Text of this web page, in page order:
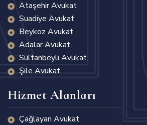
Ataşehir Avukat
Suadiye Avukat
Beykoz Avukat
Adalar Avukat
Sultanbeyli Avukat
Şile Avukat
Hizmet Alanları
Çağlayan Avukat